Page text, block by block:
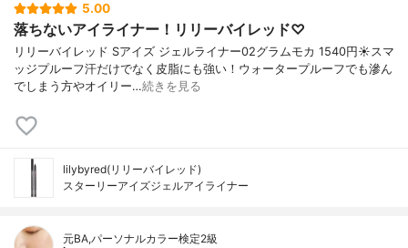
5.00
落ちないアイライナー！リリーバイレッド♡
リリーバイレッド Sアイズ ジェルライナー02グラムモカ 1540円☀️スマ
ッジプルーフ汗だけでなく皮脂にも強い！ウォータープルーフでも滲ん
でしまう方やオイリー…続きを見る
lilybyred(リリーバイレッド)
スターリーアイズジェルアイライナー
元BA,パーソナルカラー検定2級